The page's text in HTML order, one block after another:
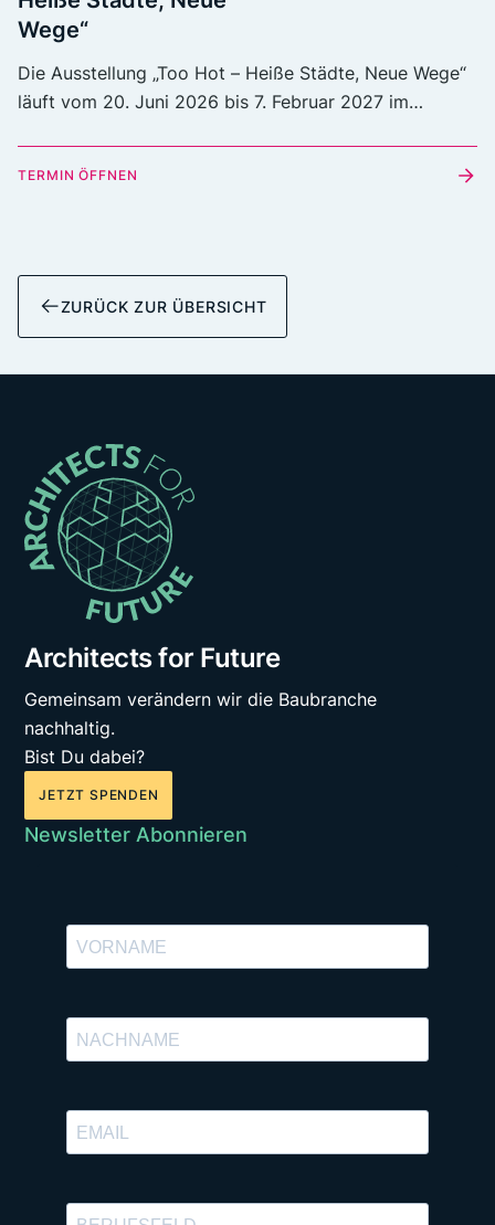
Wege“
Die Ausstellung „Too Hot – Heiße Städte, Neue Wege“
läuft vom 20. Juni 2026 bis 7. Februar 2027 im
europäischen Städten. Architects for Future hat das
TERMIN ÖFFNEN
ZURÜCK ZUR ÜBERSICHT
Architects for Future
Gemeinsam verändern wir die Baubranche
nachhaltig.
Bist Du dabei?
JETZT SPENDEN
Newsletter Abonnieren